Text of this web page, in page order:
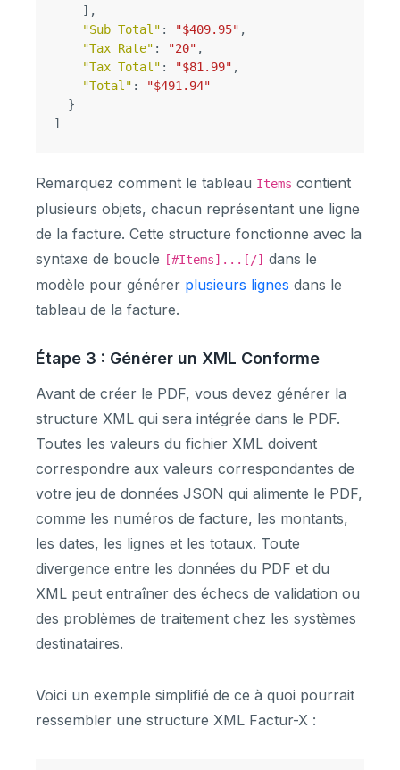
],
"Sub Total" : "$409.95" ,
"Tax Rate" : "20" ,
"Tax Total" : "$81.99" ,
"Total" :
"$491.94"
}
]
Remarquez comment le tableau Items contient
plusieurs objets, chacun représentant une ligne
de la facture. Cette structure fonctionne avec la
syntaxe de boucle [#Items]...[/] dans le
modèle pour générer plusieurs lignes dans le
tableau de la facture.
Étape 3 : Générer un XML Conforme
Avant de créer le PDF, vous devez générer la
structure XML qui sera intégrée dans le PDF.
Toutes les valeurs du fichier XML doivent
correspondre aux valeurs correspondantes de
votre jeu de données JSON qui alimente le PDF,
comme les numéros de facture, les montants,
les dates, les lignes et les totaux. Toute
divergence entre les données du PDF et du
XML peut entraîner des échecs de validation ou
des problèmes de traitement chez les systèmes
destinataires.
Voici un exemple simplifié de ce à quoi pourrait
ressembler une structure XML Factur-X :